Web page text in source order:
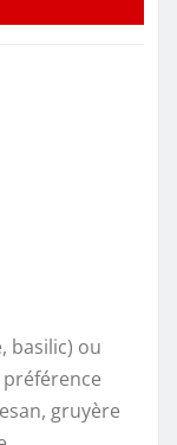
basilic) ou
gruyère